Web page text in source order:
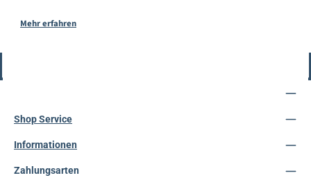
Mehr erfahren
Shop Service
Informationen
Zahlungsarten